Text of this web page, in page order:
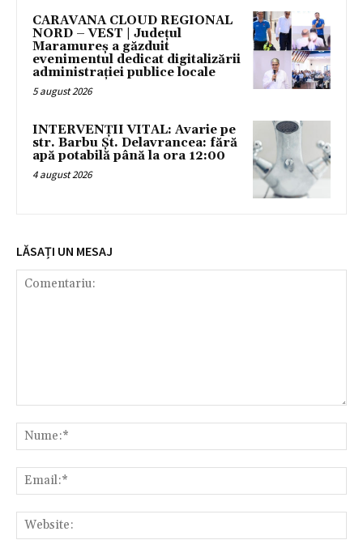
CARAVANA CLOUD REGIONAL
NORD – VEST | Județul
Maramureș a găzduit
evenimentul dedicat digitalizării
administrației publice locale
5 august 2026
INTERVENȚII VITAL: Avarie pe
str. Barbu Șt. Delavrancea: fără
apă potabilă până la ora 12:00
4 august 2026
LĂSAȚI UN MESAJ